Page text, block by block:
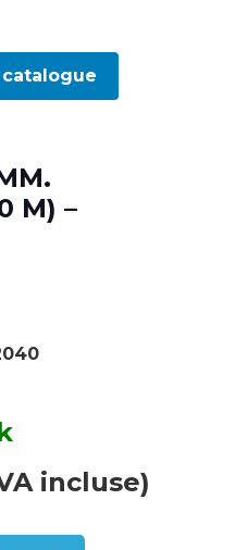
M) –
incluse)